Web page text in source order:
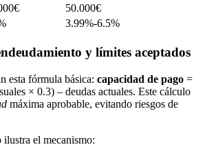
50.000€
3.99%-6.5%
y límites aceptados
esta fórmula básica: capacidad de pago =
× 0.3) – deudas actuales. Este cálculo
máxima aprobable, evitando riesgos de
el mecanismo: